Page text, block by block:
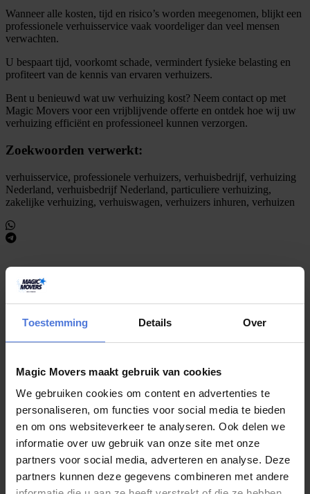
Toestemming Details Over
Magic Movers maakt gebruik van cookies
We gebruiken cookies om content en advertenties te
personaliseren, om functies voor social media te bieden
en om ons websiteverkeer te analyseren. Ook delen we
informatie over uw gebruik van onze site met onze
partners voor social media, adverteren en analyse. Deze
partners kunnen deze gegevens combineren met andere
Wanneer alle kosten, tijd en risico’s worden meegenomen, blijkt een
professionele verhuisservice vaak voordeliger dan veel mensen
verwachten.
U bespaart tijd, voorkomt schade, vermindert fysieke belasting en
profiteert van de kennis van ervaren verhuizers.
Bent u benieuwd wat uw verhuizing kost? Neem contact op met
Magic Movers voor een vrijblijvende offerte en ontdek hoe wij uw
verhuizing efficiënt en professioneel kunnen verzorgen.
Zoekwoorden verwerkt:
verhuisservice, professionele verhuizers, verhuisbedrijf, verhuizing
Nederland, verhuisbedrijf Nederland, particuliere verhuizing,
zakelijke verhuizing, verhuiswagen, verhuizers inhuren, verhuizen
Gepersonaliseerd advies?
Meer artikelen
juli 30, 2026